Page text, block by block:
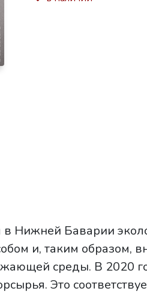
в Нижней Баварии
и, таким образом,
среды. В 2020
Это